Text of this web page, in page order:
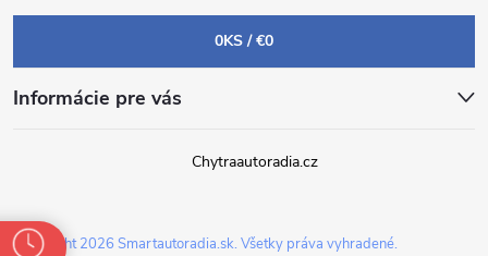
0KS /€0
Informácie pre vás
Chytraautoradia.cz
Copyright 2026 Smartautoradia.sk. Všetky práva vyhradené.